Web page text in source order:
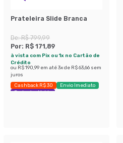
Prateleira Slide Branca
De:R$ 799,99
Por: R$ 171,89
à vista com Pix ou 1x no Cartão de
Crédito
ou R$ 190,99 em até3x de R$ 63,66 sem
juros
Cashback R$ 30
Envio Imediato
Exclusivo Mobly